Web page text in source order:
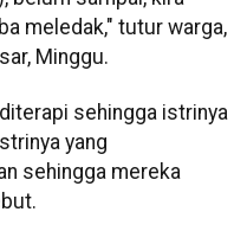
meledak," tutur warga,
Minggu.
sehingga istrinya
yang
sehingga mereka